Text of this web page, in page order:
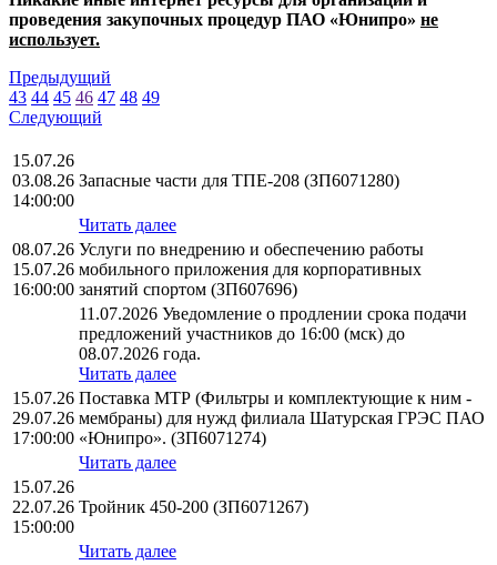
проведения закупочных процедур ПАО «Юнипро» не
использует.
Предыдущий
43 44 45 46 47 48 49
Следующий
15.07.26
03.08.26
14:00:00
Запасные части для ТПЕ-208 (ЗП6071280)
Читать далее
08.07.26
15.07.26
16:00:00
Услуги по внедрению и обеспечению работы
мобильного приложения для корпоративных
занятий спортом (ЗП607696)
11.07.2026 Уведомление о продлении срока подачи
предложений участников до 16:00 (мск) до
08.07.2026 года.
Читать далее
15.07.26
29.07.26
17:00:00
Поставка МТР (Фильтры и комплектующие к ним -
мембраны) для нужд филиала Шатурская ГРЭС ПАО
«Юнипро». (ЗП6071274)
Читать далее
15.07.26
22.07.26
15:00:00
Тройник 450-200 (ЗП6071267)
Читать далее